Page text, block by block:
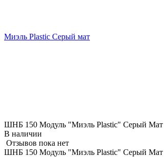
Миэль Plastic Серый мат
ШНБ 150 Модуль "Миэль Plastic" Серый Мат
В наличии
Отзывов пока нет
ШНБ 150 Модуль "Миэль Plastic" Серый Мат